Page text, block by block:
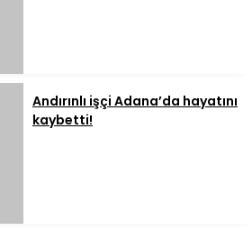
Andırınlı işçi Adana’da hayatını
kaybetti!